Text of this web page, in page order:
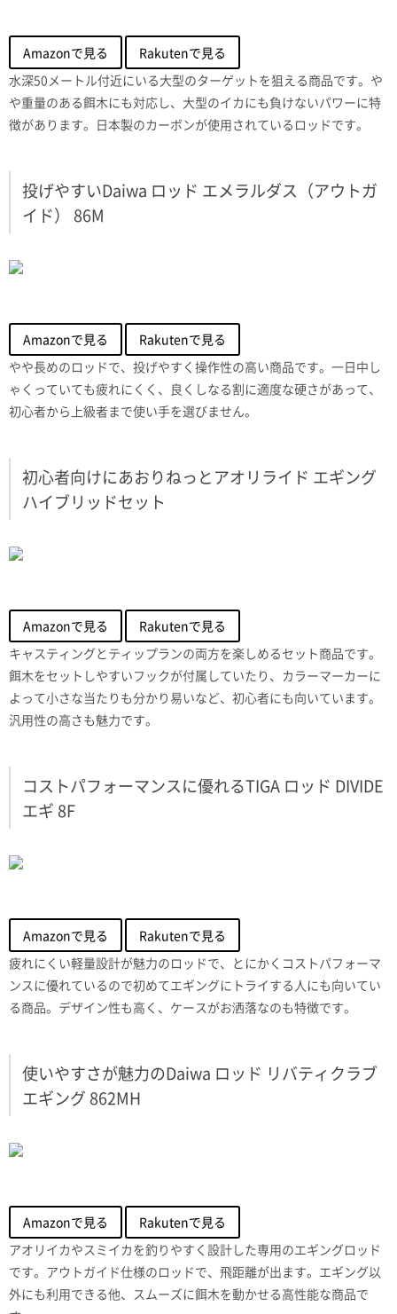
Amazonで見る
Rakutenで見る
水深50メートル付近にいる大型のターゲットを狙える商品です。や
や重量のある餌木にも対応し、大型のイカにも負けないパワーに特
徴があります。日本製のカーボンが使用されているロッドです。
投げやすいDaiwa ロッド エメラルダス（アウトガ
イド） 86M
Amazonで見る
Rakutenで見る
やや長めのロッドで、投げやすく操作性の高い商品です。一日中し
ゃくっていても疲れにくく、良くしなる割に適度な硬さがあって、
初心者から上級者まで使い手を選びません。
初心者向けにあおりねっとアオリライド エギング
ハイブリッドセット
Amazonで見る
Rakutenで見る
キャスティングとティップランの両方を楽しめるセット商品です。
餌木をセットしやすいフックが付属していたり、カラーマーカーに
よって小さな当たりも分かり易いなど、初心者にも向いています。
汎用性の高さも魅力です。
コストパフォーマンスに優れるTIGA ロッド DIVIDE
エギ 8F
Amazonで見る
Rakutenで見る
疲れにくい軽量設計が魅力のロッドで、とにかくコストパフォーマ
ンスに優れているので初めてエギングにトライする人にも向いてい
る商品。デザイン性も高く、ケースがお洒落なのも特徴です。
使いやすさが魅力のDaiwa ロッド リバティクラブ
エギング 862MH
Amazonで見る
Rakutenで見る
アオリイカやスミイカを釣りやすく設計した専用のエギングロッド
です。アウトガイド仕様のロッドで、飛距離が出ます。エギング以
外にも利用できる他、スムーズに餌木を動かせる高性能な商品で